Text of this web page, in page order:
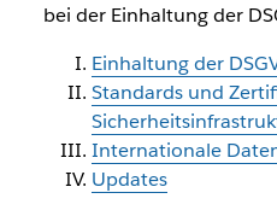
bei der Einhaltung der
Einhaltung der
Standards und
Internationale
Updates